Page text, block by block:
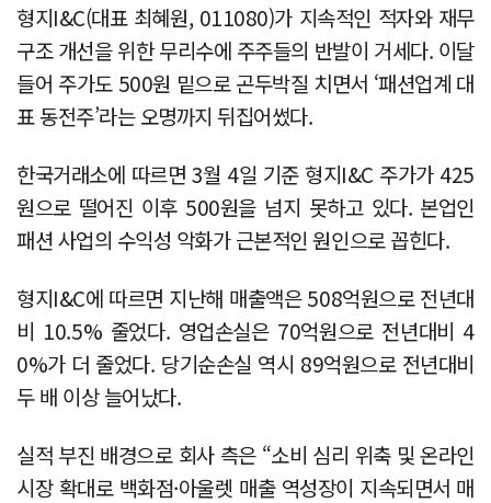
형지I&C(대표 최혜원, 011080)가 지속적인 적자와 재무
구조 개선을 위한 무리수에 주주들의 반발이 거세다. 이달
들어 주가도 500원 밑으로 곤두박질 치면서 ‘패션업계 대
표 동전주’라는 오명까지 뒤집어썼다.
한국거래소에 따르면 3월 4일 기준 형지I&C 주가가 425
원으로 떨어진 이후 500원을 넘지 못하고 있다. 본업인
패션 사업의 수익성 악화가 근본적인 원인으로 꼽힌다.
형지I&C에 따르면 지난해 매출액은 508억원으로 전년대
비 10.5% 줄었다. 영업손실은 70억원으로 전년대비 4
0%가 더 줄었다. 당기순손실 역시 89억원으로 전년대비
두 배 이상 늘어났다.
실적 부진 배경으로 회사 측은 “소비 심리 위축 및 온라인
시장 확대로 백화점·아울렛 매출 역성장이 지속되면서 매